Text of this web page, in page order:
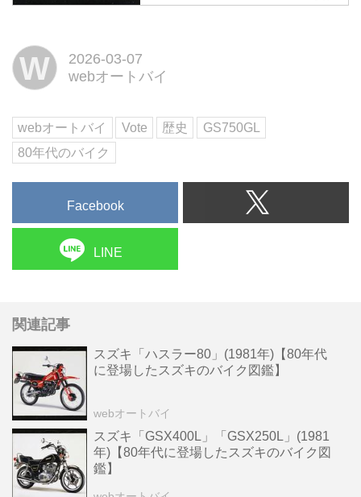
当時価格(税別):54万9000円
シート高:750mm
スズキ「GS750GL」はスズキ初
の大型ク...
W
2026-03-07
webオートバイ
webオートバイ Vote 歴史
GS750GL
80年代のバイク
Facebook
LINE
関連記事
スズキ「ハスラー80」(1981年)【80年代
に登場したスズキのバイク図鑑】
webオートバイ
スズキ「GSX400L」「GSX250L」(1981
年)【80年代に登場したスズキのバイク図
鑑】